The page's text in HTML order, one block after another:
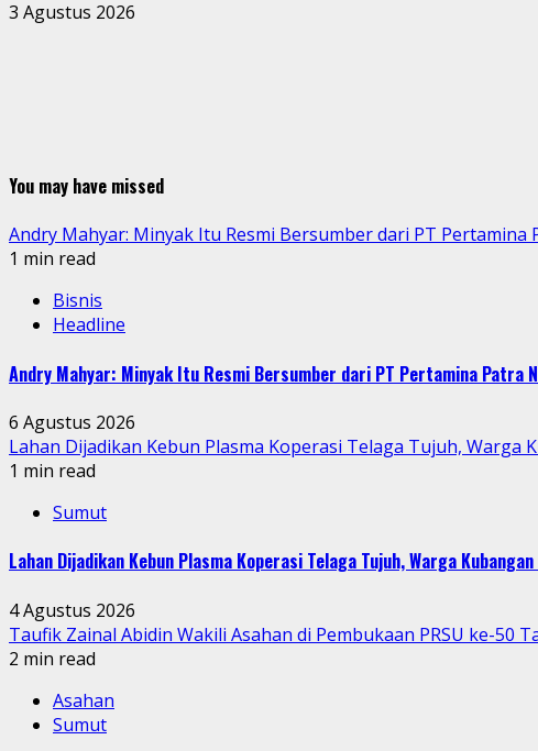
3 Agustus 2026
You may have missed
Andry Mahyar: Minyak Itu Resmi Bersumber dari PT Pertamina
1 min read
Bisnis
Headline
Andry Mahyar: Minyak Itu Resmi Bersumber dari PT Pertamina Patra
6 Agustus 2026
Lahan Dijadikan Kebun Plasma Koperasi Telaga Tujuh, Warga
1 min read
Sumut
Lahan Dijadikan Kebun Plasma Koperasi Telaga Tujuh, Warga
4 Agustus 2026
Taufik Zainal Abidin Wakili Asahan di Pembukaan PRSU ke-50
2 min read
Asahan
Sumut